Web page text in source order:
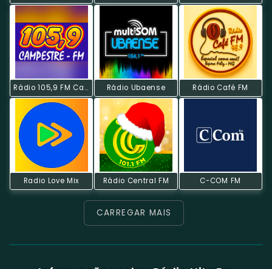
Rádio 105,9 FM Campestre Rádio Ubaense Rádio Café FM
Radio Love Mix Rádio Central FM C-COM FM
CARREGAR MAIS